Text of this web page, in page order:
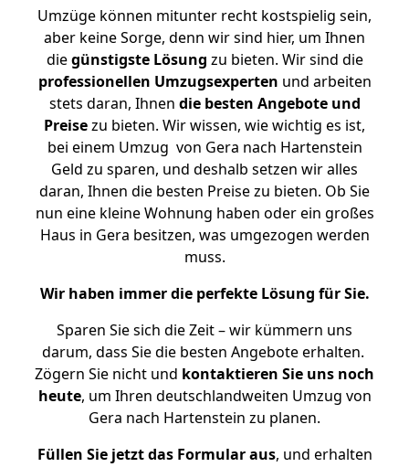
Umzüge können mitunter recht kostspielig sein,
aber keine Sorge, denn wir sind hier, um Ihnen
diegünstigste Lösung zu bieten. Wir sind die
professionellen Umzugsexperten und arbeiten
stets daran, Ihnen die besten Angebote und
Preisezu bieten. Wir wissen, wie wichtig es ist,
bei einem Umzug von Gera nach Hartenstein
Geld zu sparen, und deshalb setzen wir alles
daran, Ihnen die besten Preise zu bieten. Ob Sie
nun eine kleine Wohnung haben oder ein großes
Haus in Gera besitzen, was umgezogen werden
muss.
Wir haben immer die perfekte Lösung für Sie.
Sparen Sie sich die Zeit – wir kümmern uns
darum, dass Sie die besten Angebote erhalten.
Zögern Sie nicht und kontaktieren Sie uns noch
heute, um Ihren deutschlandweiten Umzug von
Gera nach Hartenstein zu planen.
Füllen Sie jetzt das Formular aus, und erhalten